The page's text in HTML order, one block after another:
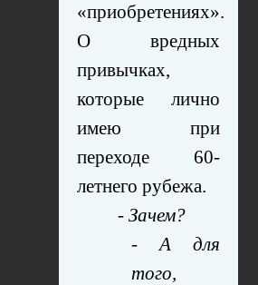
«приобретениях».
О вредных
привычках,
которые лично
имею при
переходе 60-
летнего рубежа.
- Зачем?
- А для
того,